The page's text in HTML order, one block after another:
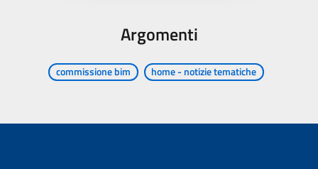
Argomenti
commissione bim home - notizie tematiche